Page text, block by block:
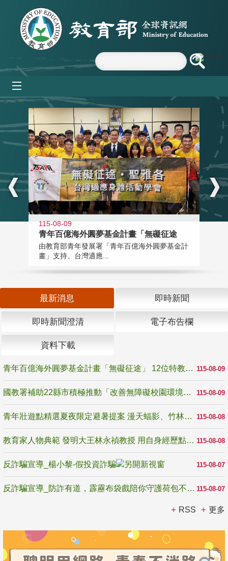
跳到主要內容區塊
:::
115-08-09
青年百億海外圓夢基金計畫「無礙征途
由教育部青年發展署「青年百億海外圓夢基金計
畫」支持、台灣適應...
最新消息 即時新聞
即時新聞澄清 電子布告欄
資料下載
115-08-09
青年百億海外圓夢基金計畫「無礙征途」 12位特教與弱勢青年勇闖西班牙 跨越感官限制見證生命蛻變
115-08-09
國教署補助22縣市積極推動「改善無障礙校園環境計畫」 打造友善、安全、無礙學習空間
115-08-08
青年壯遊點精選夏夜限定避暑提案 漫天蝠影、竹林尋蛙、茶香夜觀 邀青年暮色出發
115-08-08
教育家人物典範 發明大王林永禎教授 用自身經歷點亮學生的路
115-08-07
反詐騙宣導_楊小黎-假投資詐騙
115-08-07
反詐騙宣導_防詐有道，霹靂布袋戲陪你守護荷包不受騙
RSS 更多